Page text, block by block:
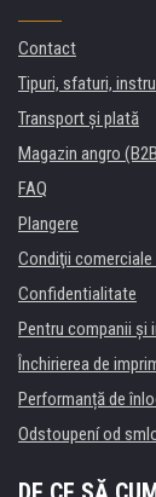
Contact
Tipuri, sfaturi,
Transport şi plată
Magazin angro
FAQ
Plangere
Condiţii
Confidentialitate
Pentru companii și
Închirierea de
Performanță de
Odstoupení od